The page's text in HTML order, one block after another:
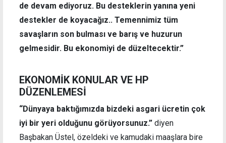
de devam ediyoruz. Bu desteklerin yanına yeni
destekler de koyacağız.. Temennimiz tüm
savaşların son bulması ve barış ve huzurun
gelmesidir. Bu ekonomiyi de düzeltecektir.”
EKONOMİK KONULAR VE HP
DÜZENLEMESİ
“Dünyaya baktığımızda bizdeki asgari ücretin çok
iyi bir yeri olduğunu görüyorsunuz.” diyen
Başbakan Üstel, özeldeki ve kamudaki maaşlara bire